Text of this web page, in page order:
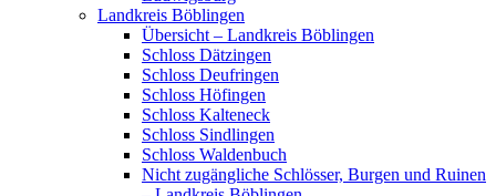
Landkreis Böblingen
Übersicht – Landkreis Böblingen
Schloss Dätzingen
Schloss Deufringen
Schloss Höfingen
Schloss Kalteneck
Schloss Sindlingen
Schloss Waldenbuch
Nicht zugängliche Schlösser, Burgen und Ruinen